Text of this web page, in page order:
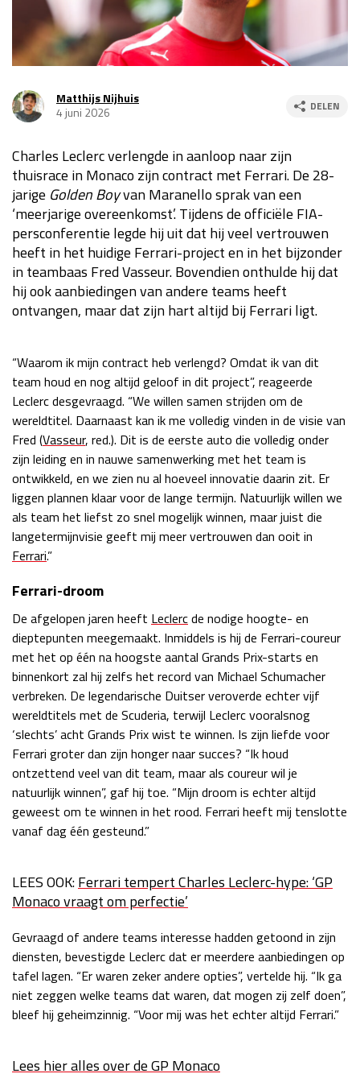
Race
za 13:00 - 15:00
Kwalificatie
za 23:00 - 00:00
Race
zo 21:00 - 23:00
GP MEXICO 2026 30 okt - 01 nov
Kwalificatie
za 22:00 - 23:00
Race
zo 21:00 - 23:00
Kwalificatie
za 19:00 - 20:00
Race
zo 18:00 - 20:00
Kwalificatie
za 05:00 - 06:00
Race
zo 05:00 - 07:00
GP QATAR 2026 27 - 29 nov
Kwalificatie
za 19:00 - 20:00
Race
zo 17:00 - 19:00
GP ABU DHABI 2026 04 - 06 dec
Kwalificatie
za 15:00 - 16:00
Race
zo 14:00 - 16:00
Matthijs Nijhuis
4 juni 2026
DELEN
Charles Leclerc verlengde in aanloop naar zijn
thuisrace in Monaco zijn contract met Ferrari. De 28-
jarige Golden Boyvan Maranello sprak van een
‘meerjarige overeenkomst’. Tijdens de officiële FIA-
persconferentie legde hij uit dat hij veel vertrouwen
heeft in het huidige Ferrari-project en in het bijzonder
in teambaas Fred Vasseur. Bovendien onthulde hij dat
hij ook aanbiedingen van andere teams heeft
ontvangen, maar dat zijn hart altijd bij Ferrari ligt.
“Waarom ik mijn contract heb verlengd? Omdat ik van dit
team houd en nog altijd geloof in dit project”, reageerde
Leclerc desgevraagd. “We willen samen strijden om de
wereldtitel. Daarnaast kan ik me volledig vinden in de visie van
Fred (Vasseur, red.). Dit is de eerste auto die volledig onder
zijn leiding en in nauwe samenwerking met het team is
ontwikkeld, en we zien nu al hoeveel innovatie daarin zit. Er
liggen plannen klaar voor de lange termijn. Natuurlijk willen we
als team het liefst zo snel mogelijk winnen, maar juist die
langetermijnvisie geeft mij meer vertrouwen dan ooit in
Ferrari.”
Ferrari-droom
De afgelopen jaren heeft Leclercde nodige hoogte- en
dieptepunten meegemaakt. Inmiddels is hij de Ferrari-coureur
met het op één na hoogste aantal Grands Prix-starts en
binnenkort zal hij zelfs het record van Michael Schumacher
verbreken. De legendarische Duitser veroverde echter vijf
wereldtitels met de Scuderia, terwijl Leclerc vooralsnog
‘slechts’ acht Grands Prix wist te winnen. Is zijn liefde voor
Ferrari groter dan zijn honger naar succes? “Ik houd
ontzettend veel van dit team, maar als coureur wil je
natuurlijk winnen”, gaf hij toe. “Mijn droom is echter altijd
geweest om te winnen in het rood. Ferrari heeft mij tenslotte
vanaf dag één gesteund.”
LEES OOK:Ferrari tempert Charles Leclerc-hype: ‘GP
Monaco vraagt om perfectie’
Gevraagd of andere teams interesse hadden getoond in zijn
diensten, bevestigde Leclerc dat er meerdere aanbiedingen op
tafel lagen. “Er waren zeker andere opties”, vertelde hij. “Ik ga
niet zeggen welke teams dat waren, dat mogen zij zelf doen”,
bleef hij geheimzinnig. “Voor mij was het echter altijd Ferrari.”
Lees hier alles over de GP Monaco